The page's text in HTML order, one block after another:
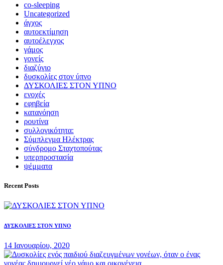
co-sleeping
Uncategorized
άγχος
αυτοεκτίμηση
αυτοέλεγχος
γάμος
γονείς
διαζύγιο
δυσκολίες στον ύπνο
ΔΥΣΚΟΛΙΕΣ ΣΤΟΝ ΥΠΝΟ
ενοχές
εφηβεία
κατανόηση
ρουτίνα
συλλογικότητα:
Σύμπλεγμα Ηλέκτρας
σύνδρομο Σταχτοπούτας
υπερπροστασία
ψέμματα
Recent Posts
ΔΥΣΚΟΛΙΕΣ ΣΤΟΝ ΥΠΝΟ
14 Ιανουαρίου, 2020